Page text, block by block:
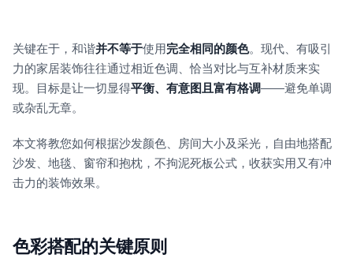
关键在于，和谐并不等于使用完全相同的颜色。现代、有吸引
力的家居装饰往往通过相近色调、恰当对比与互补材质来实
现。目标是让一切显得平衡、有意图且富有格调——避免单调
或杂乱无章。
本文将教您如何根据沙发颜色、房间大小及采光，自由地搭配
沙发、地毯、窗帘和抱枕，不拘泥死板公式，收获实用又有冲
击力的装饰效果。
色彩搭配的关键原则